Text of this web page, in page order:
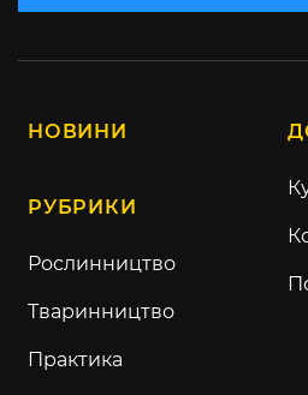
НОВИНИ
РУБРИКИ
Рослинництво
Тваринництво
Практика